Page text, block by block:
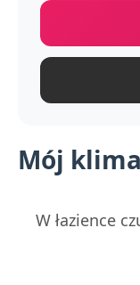
Mój
W łazience